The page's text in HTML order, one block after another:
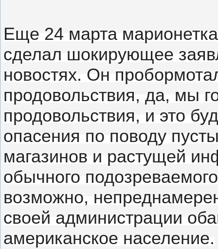
Еще 24 марта
сделал шокирующее
новостях. Он
продовольствия, да, мы
продовольствия, и это
опасения по поводу
магазинов и растущей
обычного
возможно,
своей администрации
американское население.